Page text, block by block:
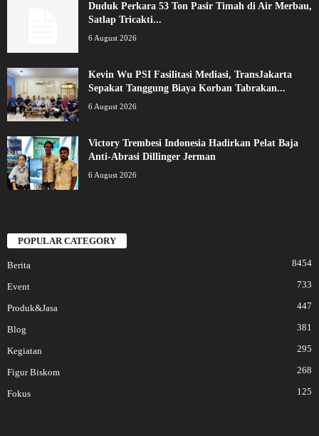
Duduk Perkara 53 Ton Pasir Timah di Air Merbau,
Satlap Tricakti...
6 August 2026
Kevin Wu PSI Fasilitasi Mediasi, TransJakarta
Sepakat Tanggung Biaya Korban Tabrakan...
6 August 2026
Victory Trembesi Indonesia Hadirkan Pelat Baja
Anti-Abrasi Dillinger Jerman
6 August 2026
POPULAR CATEGORY
Berita 8454
Event 733
Produk&Jasa 447
Blog 381
Kegiatan 295
Figur Biskom 268
Fokus 125